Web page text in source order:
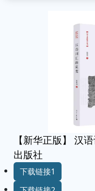
【新华正版】 汉
出版社
下载链接1